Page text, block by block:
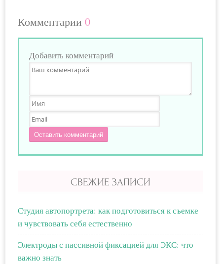
Комментарии0
Добавить комментарий
Оставить комментарий
СВЕЖИЕ ЗАПИСИ
Студия автопортрета: как подготовиться к съемке
и чувствовать себя естественно
Электроды с пассивной фиксацией для ЭКС: что
важно знать